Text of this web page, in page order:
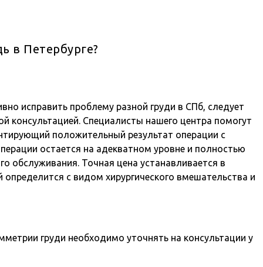
в Петербурге?
исправить проблему разной груди в СПб, следует
консультацией. Специалисты нашего центра помогут
положительный результат операции с
остается на адекватном уровне и полностью
обслуживания. Точная цена устанавливается в
с видом хирургического вмешательства и
груди необходимо уточнять на консультации у